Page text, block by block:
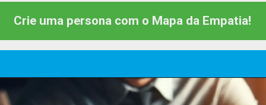
Crie uma persona com o Mapa da Empatia!